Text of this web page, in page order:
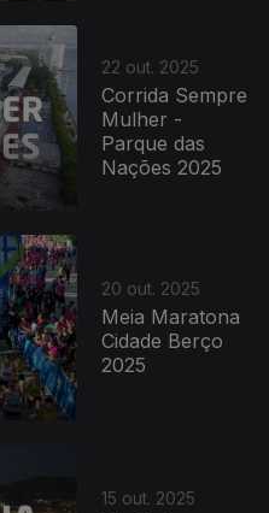
22 out. 2025
Corrida Sempre
Mulher -
Parque das
Nações 2025
20 out. 2025
Meia Maratona
Cidade Berço
2025
15 out. 2025